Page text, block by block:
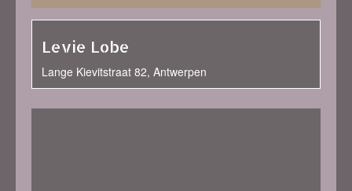
Levie Lobe
Lange Kievitstraat 82, Antwerpen